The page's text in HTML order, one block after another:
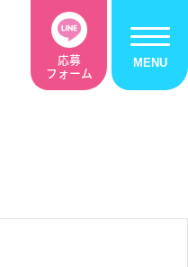
応募
フォーム